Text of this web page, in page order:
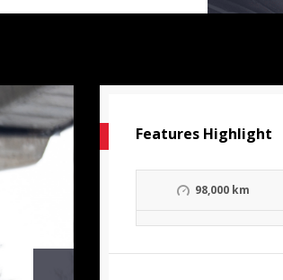
Features Highlight
98,000 km